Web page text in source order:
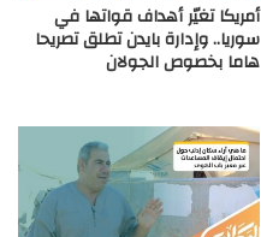
أمريكا تغيّر أهداف قواتها في
سوريا.. وإدارة بايدن تطلق تصريحا
هاما بخصوص الجولان